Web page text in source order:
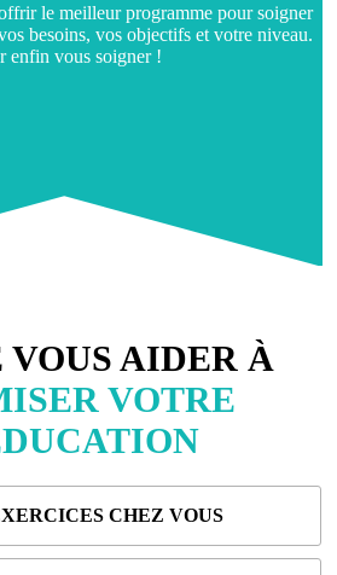
le meilleur programme pour soigner
besoins, vos objectifs et votre niveau.
enfin vous soigner !
AIDER À
VOTRE
CHEZ VOUS